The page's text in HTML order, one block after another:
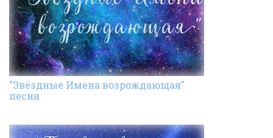
"Звёздные Имена возрождающая"
песня